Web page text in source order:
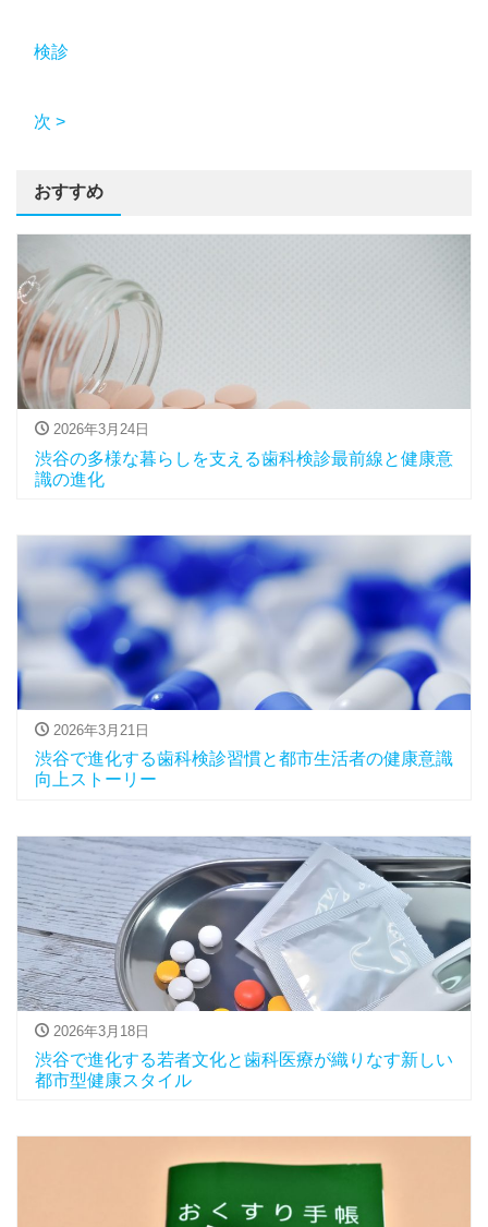
検診
次 >
おすすめ
2026年3月24日
渋谷の多様な暮らしを支える歯科検診最前線と健康意
識の進化
2026年3月21日
渋谷で進化する歯科検診習慣と都市生活者の健康意識
向上ストーリー
2026年3月18日
渋谷で進化する若者文化と歯科医療が織りなす新しい
都市型健康スタイル